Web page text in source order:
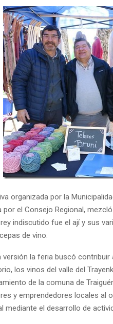
organizada por la
por el Consejo Regional,
indiscutido fue el ají y sus
de vino.
versión la feria buscó
los vinos del valle del
de la comuna de
y emprendedores locales al
mediante el desarrollo de